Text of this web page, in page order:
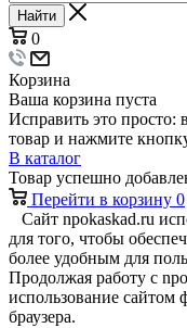
Найти
0
Корзина
Ваша корзина пуста
Исправить это просто:
товар и нажмите
В каталог
Товар успешно
Перейти в корзину 0
Сайт npokaskad.ru
для того, чтобы
более удобным для
Продолжая работу с
использование
браузера.